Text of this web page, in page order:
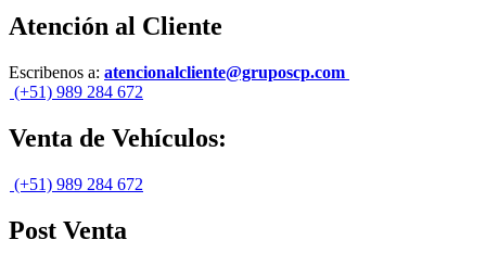
Atención al Cliente
Escribenos a: atencionalcliente@gruposcp.com
(+51) 989 284 672
Venta de Vehículos:
(+51) 989 284 672
Post Venta